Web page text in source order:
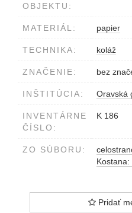
OBJEKTU:
MATERIÁL: papier
TECHNIKA: koláž
ZNAČENIE: bez
INŠTITÚCIA: Oravská
INVENTÁRNE
ČÍSLO:
K 186
ZO SÚBORU:
Pridať